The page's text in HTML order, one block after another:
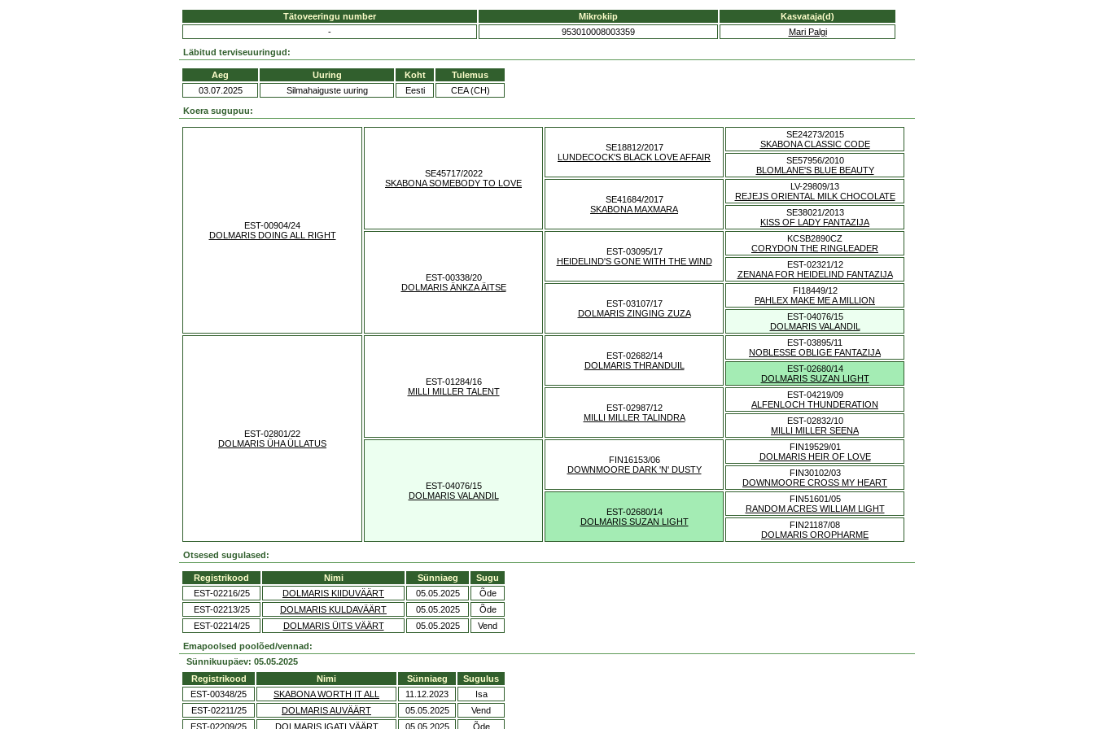
Tätoveeringu number Mikrokiip
Kasvataja(d)
-
953010008003359 Mari Palgi
Läbitud terviseuuringud:
Aeg Uuring Koht
Tulemus
03.07.2025
Silmahaiguste uuring Eesti CEA (CH)
Koera sugupuu:
EST-00904/24
DOLMARIS DOING ALL RIGHT
SE45717/2022
SKABONA SOMEBODY TO LOVE
SE18812/2017
LUNDECOCK'S BLACK LOVE AFFAIR
SE24273/2015
SKABONA CLASSIC CODE
SE57956/2010
BLOMLANE'S BLUE BEAUTY
SE41684/2017
SKABONA MAXMARA
LV-29809/13
REJEJS ORIENTAL MILK CHOCOLATE
SE38021/2013
KISS OF LADY FANTAZIJA
EST-00338/20
DOLMARIS ÄNKZA ÄITSE
EST-03095/17
HEIDELIND'S GONE WITH THE WIND
KCSB2890CZ
CORYDON THE RINGLEADER
EST-02321/12
ZENANA FOR HEIDELIND FANTAZIJA
EST-03107/17
DOLMARIS ZINGING ZUZA
FI18449/12
PAHLEX MAKE ME A MILLION
EST-04076/15
DOLMARIS VALANDIL
EST-02801/22
DOLMARIS ÜHA ÜLLATUS
EST-01284/16
MILLI MILLER TALENT
EST-02682/14
DOLMARIS THRANDUIL
EST-03895/11
NOBLESSE OBLIGE FANTAZIJA
EST-02680/14
DOLMARIS SUZAN LIGHT
EST-02987/12
MILLI MILLER TALINDRA
EST-04219/09
ALFENLOCH THUNDERATION
EST-02832/10
MILLI MILLER SEENA
EST-04076/15
DOLMARIS VALANDIL
FIN16153/06
DOWNMOORE DARK 'N' DUSTY
FIN19529/01
DOLMARIS HEIR OF LOVE
FIN30102/03
DOWNMOORE CROSS MY HEART
EST-02680/14
DOLMARIS SUZAN LIGHT
FIN51601/05
RANDOM ACRES WILLIAM LIGHT
FIN21187/08
DOLMARIS OROPHARME
Otsesed sugulased:
Registrikood Nimi Sünniaeg
Sugu
EST-02216/25
DOLMARIS KIIDUVÄÄRT 05.05.2025
Õde
EST-02213/25
DOLMARIS KULDAVÄÄRT 05.05.2025
Õde
EST-02214/25
DOLMARIS ÜITS VÄÄRT 05.05.2025 Vend
Emapoolsed poolõed/vennad:
Sünnikuupäev: 05.05.2025
Registrikood
Nimi Sünniaeg
Sugulus
EST-00348/25
SKABONA WORTH IT ALL 11.12.2023
Isa
EST-02211/25
DOLMARIS AUVÄÄRT 05.05.2025
Vend
EST-02209/25
DOLMARIS IGATI VÄÄRT 05.05.2025 Õde